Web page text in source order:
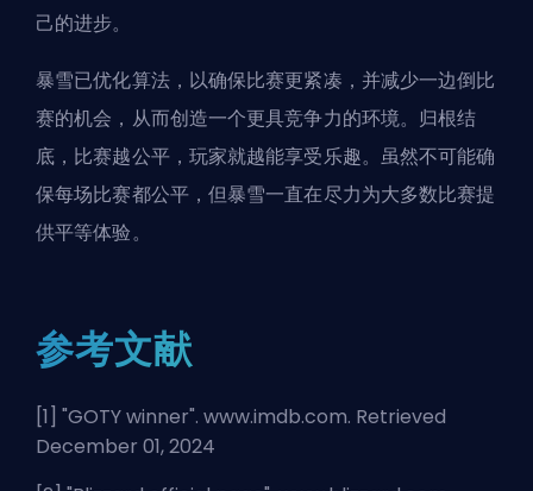
己的进步。
暴雪已优化算法，以确保比赛更紧凑，并减少一边倒比
赛的机会，从而创造一个更具竞争力的环境。归根结
底，比赛越公平，玩家就越能享受乐趣。虽然不可能确
保每场比赛都公平，但暴雪一直在尽力为大多数比赛提
供平等体验。
参考文献
[1] "GOTY winner". www.imdb.com. Retrieved
December 01, 2024